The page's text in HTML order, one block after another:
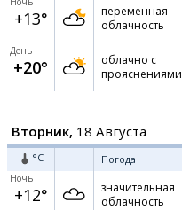
+13°
переменная
облачность
День
+20°
облачно с
прояснениями
Вторник, 18 Августа
°C Погода
Ночь
+12°
значительная
облачность